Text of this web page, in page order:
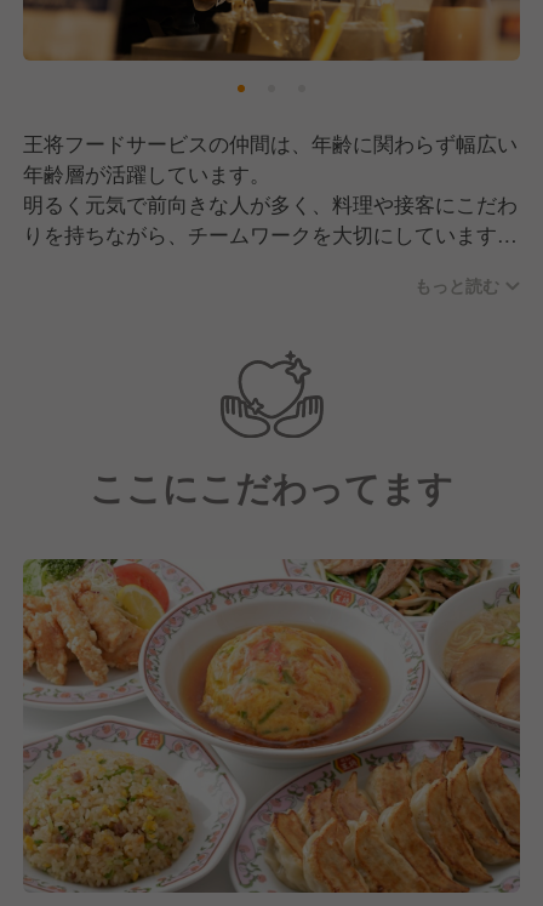
王将フードサービスの仲間は、年齢に関わらず幅広い
年齢層が活躍しています。
明るく元気で前向きな人が多く、料理や接客にこだわ
りを持ちながら、チームワークを大切にしています。
い風通しの良い環境なので、未経験の方もすぐに馴染
先輩や上司は丁寧に教えてくれるため、安心して成長
もっと読む
ここにこだわってます